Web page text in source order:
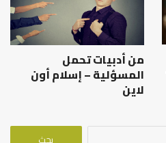
من أدبيات تحمل
المسؤلية – إسلام أون
لاين
البحث